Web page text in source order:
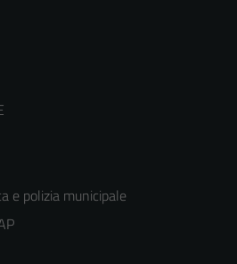
e polizia municipale